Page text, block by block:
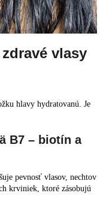
vlasy
hlavy hydratovanú. Je
B7 – biotín a
pevnosť vlasov, nechtov
krviniek, ktoré zásobujú